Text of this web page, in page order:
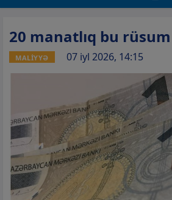
20 manatlıq bu
MALİYYƏ 07 iyl 2026, 14:15